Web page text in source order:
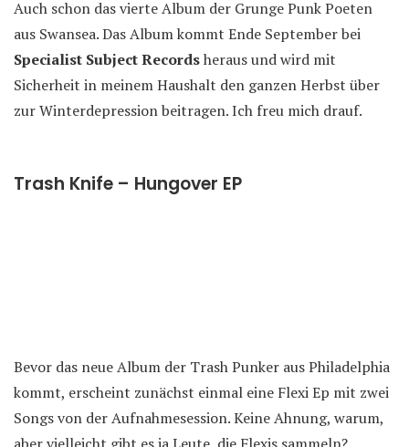
Auch schon das vierte Album der Grunge Punk Poeten
aus Swansea. Das Album kommt Ende September bei
Specialist Subject Recordsheraus und wird mit
Sicherheit in meinem Haushalt den ganzen Herbst über
zur Winterdepression beitragen. Ich freu mich drauf.
Trash Knife – Hungover EP
Bevor das neue Album der Trash Punker aus Philadelphia
kommt, erscheint zunächst einmal eine Flexi Ep mit zwei
Songs von der Aufnahmesession. Keine Ahnung, warum,